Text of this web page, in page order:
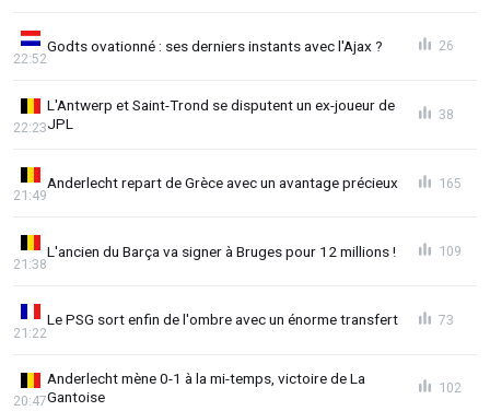
Godts ovationné : ses derniers instants avec l'Ajax ?
22:52
26
L'Antwerp et Saint-Trond se disputent un ex-joueur de
JPL
22:23
38
Anderlecht repart de Grèce avec un avantage précieux
21:49
165
L'ancien du Barça va signer à Bruges pour 12 millions !
21:38
109
Le PSG sort enfin de l'ombre avec un énorme transfert
21:22
73
Anderlecht mène 0-1 à la mi-temps, victoire de La
Gantoise
20:47
102